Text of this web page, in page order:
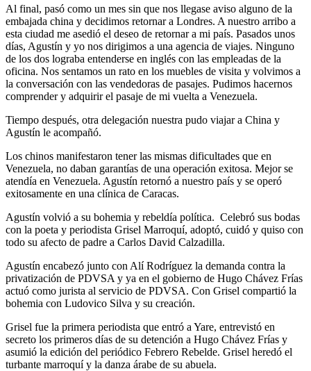
Al final, pasó como un mes sin que nos llegase aviso alguno de la
embajada china y decidimos retornar a Londres. A nuestro arribo a
esta ciudad me asedió el deseo de retornar a mi país. Pasados unos
días, Agustín y yo nos dirigimos a una agencia de viajes. Ninguno
de los dos lograba entenderse en inglés con las empleadas de la
oficina. Nos sentamos un rato en los muebles de visita y volvimos a
la conversación con las vendedoras de pasajes. Pudimos hacernos
comprender y adquirir el pasaje de mi vuelta a Venezuela.
Tiempo después, otra delegación nuestra pudo viajar a China y
Agustín le acompañó.
Los chinos manifestaron tener las mismas dificultades que en
Venezuela, no daban garantías de una operación exitosa. Mejor se
atendía en Venezuela. Agustín retornó a nuestro país y se operó
exitosamente en una clínica de Caracas.
Agustín volvió a su bohemia y rebeldía política. Celebró sus bodas
con la poeta y periodista Grisel Marroquí, adoptó, cuidó y quiso con
todo su afecto de padre a Carlos David Calzadilla.
Agustín encabezó junto con Alí Rodríguez la demanda contra la
privatización de PDVSA y ya en el gobierno de Hugo Chávez Frías
actuó como jurista al servicio de PDVSA. Con Grisel compartió la
bohemia con Ludovico Silva y su creación.
Grisel fue la primera periodista que entró a Yare, entrevistó en
secreto los primeros días de su detención a Hugo Chávez Frías y
asumió la edición del periódico Febrero Rebelde. Grisel heredó el
turbante marroquí y la danza árabe de su abuela.